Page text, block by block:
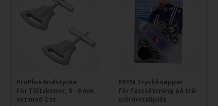
ProPlus Ändstycke
För Tältskenor, 5 - 6 mm.
set med 2 st.
PRYM Tryckknappar
för fastsättning på trä-
och metallplåt